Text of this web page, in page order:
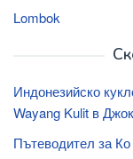
Lombok
Индонезийско
Wayang Kulit в
Пътеводител за